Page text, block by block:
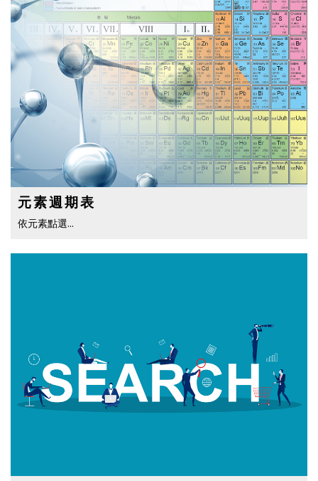
元素週期表
依元素點選…